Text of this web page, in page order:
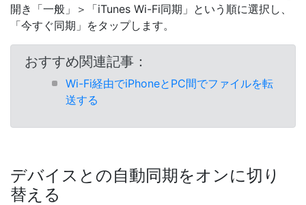
開き「一般」＞「iTunes Wi-Fi同期」という順に選択し、
「今すぐ同期」をタップします。
おすすめ関連記事：
Wi-Fi経由でiPhoneとPC間でファイルを転
送する
デバイスとの自動同期をオンに切り
替える